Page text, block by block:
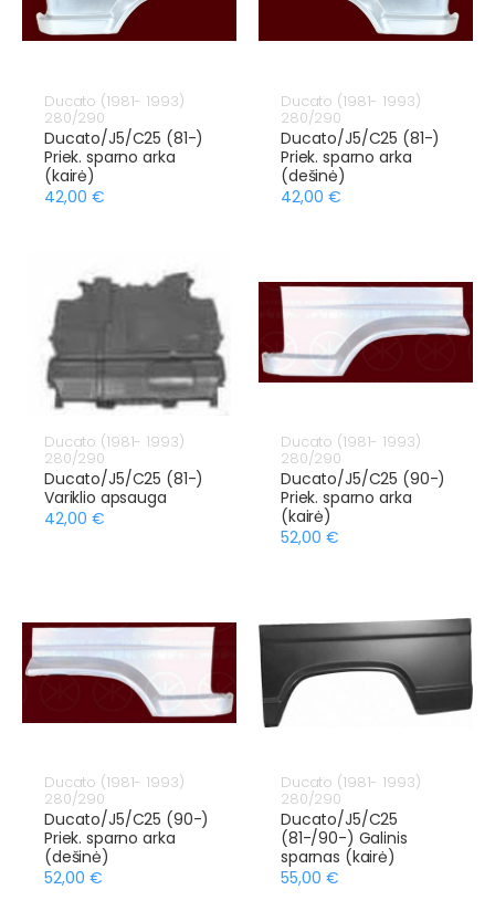
Ducato (1981- 1993)
280/290
Ducato/J5/C25 (81-)
Priek. sparno arka
(kairė)
42,00 €
Ducato (1981- 1993)
280/290
Ducato/J5/C25 (81-)
Priek. sparno arka
(dešinė)
42,00 €
Ducato (1981- 1993)
280/290
Ducato/J5/C25 (81-)
Variklio apsauga
42,00 €
Ducato (1981- 1993)
280/290
Ducato/J5/C25 (90-)
Priek. sparno arka
(kairė)
52,00 €
Ducato (1981- 1993)
280/290
Ducato/J5/C25 (90-)
Priek. sparno arka
(dešinė)
52,00 €
Ducato (1981- 1993)
280/290
Ducato/J5/C25
(81-/90-) Galinis
sparnas (kairė)
55,00 €